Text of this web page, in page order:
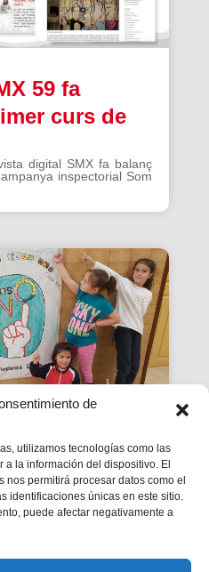
de
utilizamos tecnologías como las
la información del dispositivo. El
permitirá procesar datos como el
identificaciones únicas en este sitio.
puede afectar negativamente a
59 fa
curs de
digital SMX fa balanç
inspectorial Som
59 hace
curso de
de la Campaña